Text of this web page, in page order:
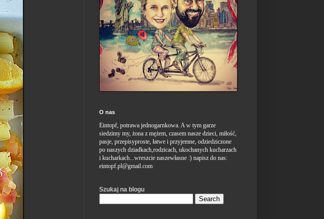
O nas
Eintopf, potrawa jednogarnkowa. A w tym garze
siedzimy my, żona z mężem, czasem nasze dzieci, miłość,
pasje, przepisyproste, łatwe i przyjemne, odziedziczone
po naszych dziadkach,rodzicach, ukochanych kucharzach
i kucharkach...wreszcie naszewłasne :) napisz do nas:
eintopf.pl@gmail.com
Szukaj na blogu